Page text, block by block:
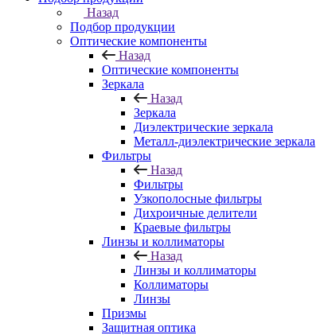
Назад
Подбор продукции
Оптические компоненты
Назад
Оптические компоненты
Зеркала
Назад
Зеркала
Диэлектрические зеркала
Металл-диэлектрические зеркала
Фильтры
Назад
Фильтры
Узкополосные фильтры
Дихроичные делители
Краевые фильтры
Линзы и коллиматоры
Назад
Линзы и коллиматоры
Коллиматоры
Линзы
Призмы
Защитная оптика